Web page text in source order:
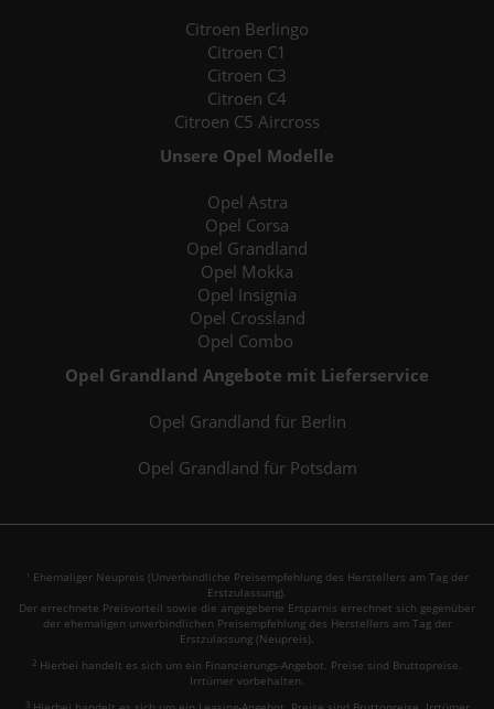
Citroen Berlingo
Citroen C1
Citroen C3
Citroen C4
Citroen C5 Aircross
Unsere Opel Modelle
Opel Astra
Opel Corsa
Opel Grandland
Opel Mokka
Opel Insignia
Opel Crossland
Opel Combo
Opel Grandland Angebote mit Lieferservice
Opel Grandland für Berlin
Opel Grandland für Potsdam
1 Ehemaliger Neupreis (Unverbindliche Preisempfehlung des Herstellers am Tag der
Erstzulassung).
Der errechnete Preisvorteil sowie die angegebene Ersparnis errechnet sich gegenüber
der ehemaligen unverbindlichen Preisempfehlung des Herstellers am Tag der
Erstzulassung (Neupreis).
2 Hierbei handelt es sich um ein Finanzierungs-Angebot. Preise sind Bruttopreise.
Irrtümer vorbehalten.
3